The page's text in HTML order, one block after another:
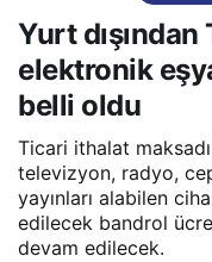
Yurt
elektronik
belli oldu
Ticari ithalat
televizyon, radyo,
yayınları alabilen
edilecek bandrol
devam edilecek.